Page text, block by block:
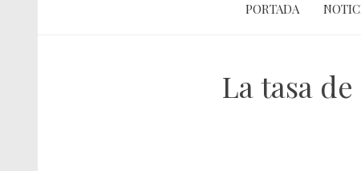
PORTADA
La tasa